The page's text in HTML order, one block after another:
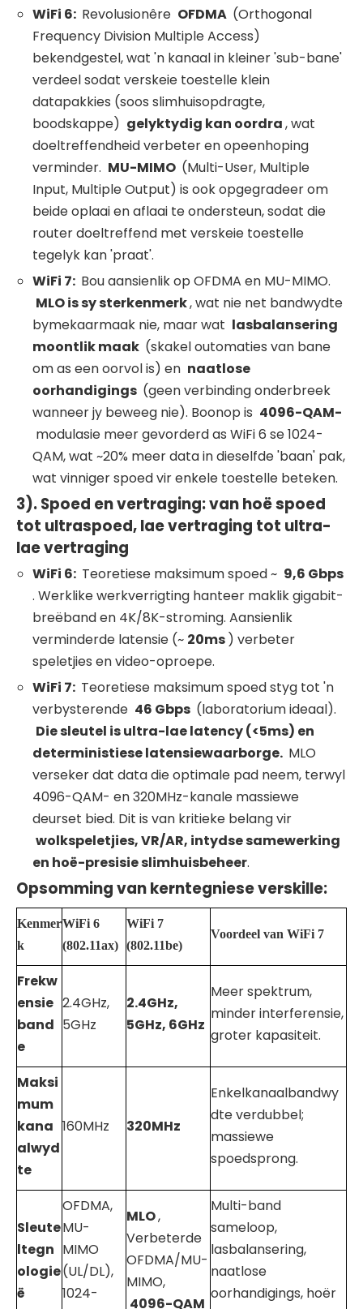
WiFi 6: Revolusionêre OFDMA (Orthogonal
Frequency Division Multiple Access)
bekendgestel, wat 'n kanaal in kleiner 'sub-bane'
verdeel sodat verskeie toestelle klein
datapakkies (soos slimhuisopdragte,
boodskappe) gelyktydig kan oordra, wat
doeltreffendheid verbeter en opeenhoping
verminder. MU-MIMO (Multi-User, Multiple
Input, Multiple Output) is ook opgegradeer om
beide oplaai en aflaai te ondersteun, sodat die
router doeltreffend met verskeie toestelle
tegelyk kan 'praat'.
WiFi 7: Bou aansienlik op OFDMA en MU-MIMO.
MLO is sy sterkenmerk, wat nie net bandwydte
bymekaarmaak nie, maar wat lasbalansering
moontlik maak (skakel outomaties van bane
om as een oorvol is) en naatlose
oorhandigings (geen verbinding onderbreek
wanneer jy beweeg nie). Boonop is 4096-QAM-
modulasie meer gevorderd as WiFi 6 se 1024-
QAM, wat ~20% meer data in dieselfde 'baan' pak,
wat vinniger spoed vir enkele toestelle beteken.
3). Spoed en vertraging: van hoë spoed
tot ultraspoed, lae vertraging tot ultra-
lae vertraging
WiFi 6: Teoretiese maksimum spoed ~ 9,6 Gbps
. Werklike werkverrigting hanteer maklik gigabit-
breëband en 4K/8K-stroming. Aansienlik
verminderde latensie (~ 20ms ) verbeter
speletjies en video-oproepe.
WiFi 7: Teoretiese maksimum spoed styg tot 'n
verbysterende 46 Gbps (laboratorium ideaal).
Die sleutel is ultra-lae latency (<5ms) en
deterministiese latensiewaarborge. MLO
verseker dat data die optimale pad neem, terwyl
4096-QAM- en 320MHz-kanale massiewe
deurset bied. Dit is van kritieke belang vir
wolkspeletjies, VR/AR, intydse samewerking
en hoë-presisie slimhuisbeheer.
Opsomming van kerntegniese verskille:
Kenmer
k
WiFi 6
(802.11ax)
WiFi 7
(802.11be)
Voordeel van WiFi 7
Frekw
ensie
band
e
2.4GHz,
5GHz
2.4GHz,
5GHz, 6GHz
Meer spektrum,
minder interferensie,
groter kapasiteit.
Maksi
mum
kana
alwyd
te
160MHz 320MHz
Enkelkanaalbandwy
dte verdubbel;
massiewe
spoedsprong.
Sleute
ltegn
ologie
ë
OFDMA,
MU-
MIMO
(UL/DL),
1024-
MLO,
Verbeterde
OFDMA/MU-
MIMO,
4096-QAM
Multi-band
sameloop,
lasbalansering,
naatlose
oorhandigings, hoër